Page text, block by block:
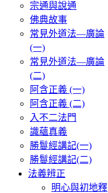
宗通與說通
佛典故事
常見外道法—廣論
(一)
常見外道法—廣論
(二)
阿含正義 (一)
阿含正義 (二)
入不二法門
識蘊真義
勝鬘經講記(一)
勝鬘經講記(二)
法義辨正
明心與初地釋